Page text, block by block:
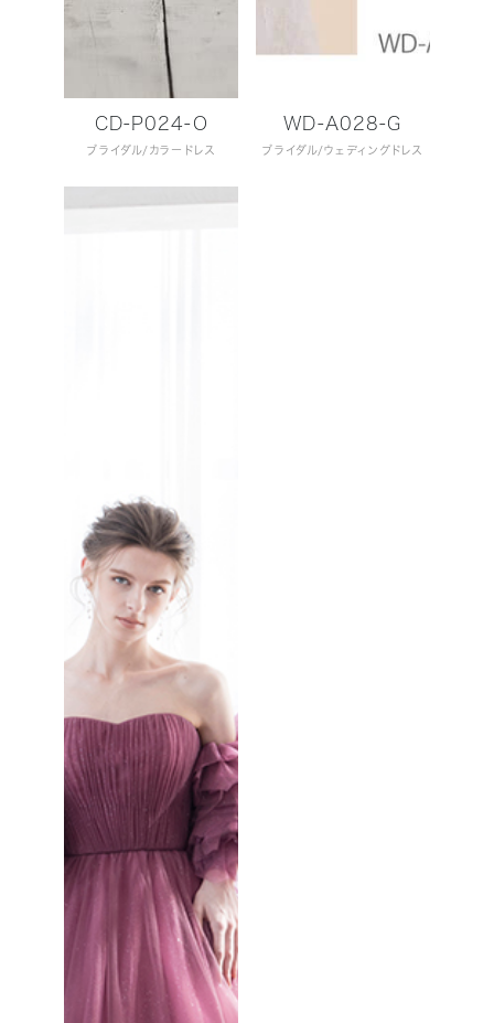
CD-P024-O
ブライダル カラードレス
WD-A028-G
ブライダル ウェディングドレス